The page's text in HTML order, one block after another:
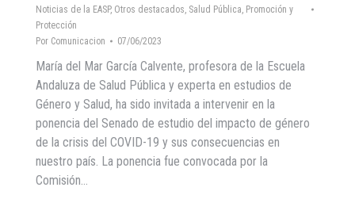
Noticias de la EASP, Otros destacados, Salud Pública, Promoción y
Protección
Por Comunicacion 07/06/2023
María del Mar García Calvente, profesora de la Escuela
Andaluza de Salud Pública y experta en estudios de
Género y Salud, ha sido invitada a intervenir en la
ponencia del Senado de estudio del impacto de género
de la crisis del COVID-19 y sus consecuencias en
nuestro país. La ponencia fue convocada por la
Comisión…